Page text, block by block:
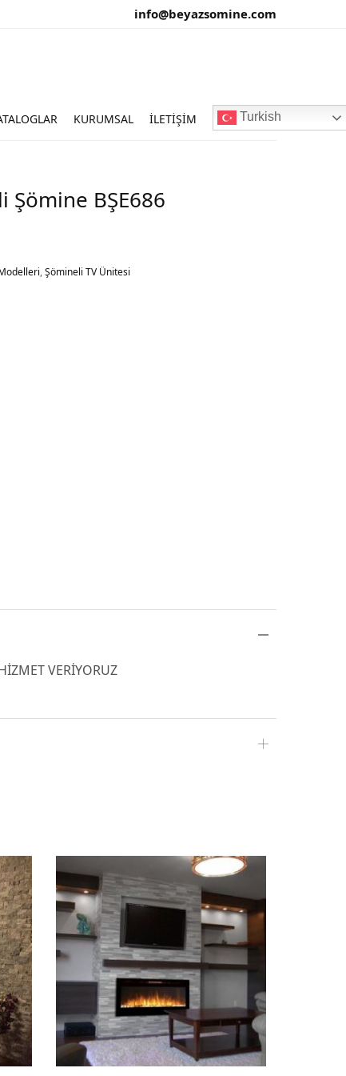
info@beyazsomine.com
KURUMSAL İLETIŞIM Turkish
BŞE686
,Şömineli TV Ünitesi
VERİYORUZ